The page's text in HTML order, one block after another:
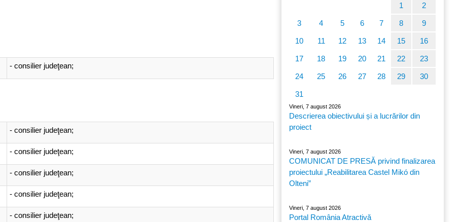
- consilier judeţean;
- consilier judeţean;
- consilier judeţean;
- consilier judeţean;
- consilier judeţean;
- consilier judeţean;
1
2
3 4 5 6 7 8 9
10 11 12 13 14 15 16
17 18 19 20 21 22 23
24 25 26 27 28 29 30
31
Vineri, 7 august 2026
Descrierea obiectivului și a lucrărilor din
proiect
Vineri, 7 august 2026
COMUNICAT DE PRESĂ privind finalizarea
proiectului „Reabilitarea Castel Mikó din
Olteni”
Vineri, 7 august 2026
Portal România Atractivă